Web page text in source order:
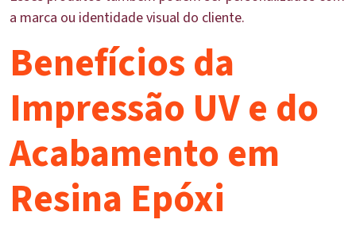
a marca ou identidade visual do cliente.
Benefícios da
Impressão UV e do
Acabamento em
Resina Epóxi